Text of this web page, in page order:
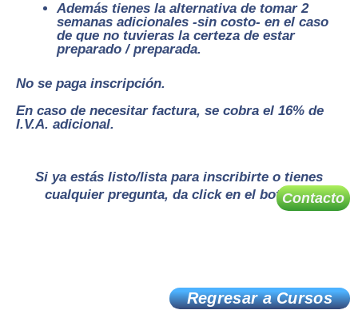
Además tienes la alternativa de tomar 2
semanas adicionales -sin costo- en el caso
de que no tuvieras la certeza de estar
preparado / preparada.
No se paga inscripción.
En caso de necesitar factura, se cobra el 16% de
I.V.A. adicional.
Si ya estás listo/lista para inscribirte o tienes
cualquier pregunta, da click en el botón →Contacto
Regresar a Cursos